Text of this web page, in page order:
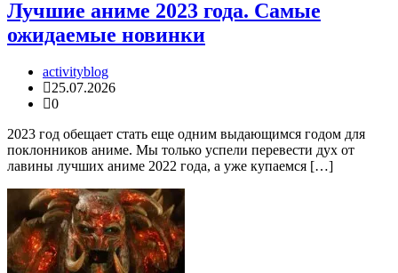
Лучшие аниме 2023 года. Самые
ожидаемые новинки
activityblog
25.07.2026
0
2023 год обещает стать еще одним выдающимся годом для
поклонников аниме. Мы только успели перевести дух от
лавины лучших аниме 2022 года, а уже купаемся […]